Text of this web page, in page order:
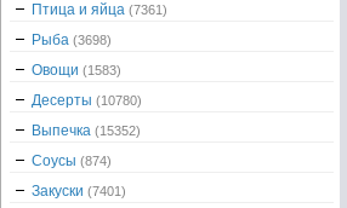
Птица и яйца (7361)
Рыба (3698)
Овощи (1583)
Десерты (10780)
Выпечка (15352)
Соусы (874)
Закуски (7401)